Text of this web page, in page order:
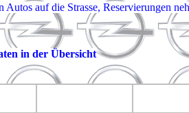
auf die Strasse, Reservierungen
in der Übersicht